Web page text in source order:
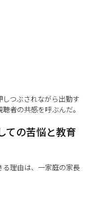
つぶされながら出勤す
者の共感を呼ぶんだ。
ての苦悩と教育
理由は、一家庭の家長